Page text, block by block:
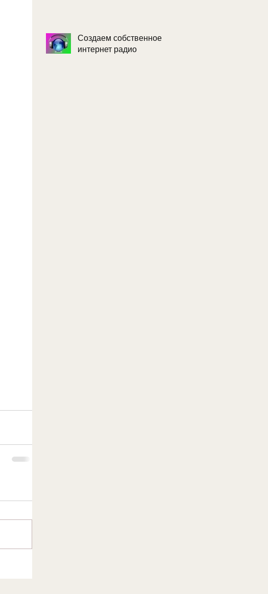
Создаем собственное
интернет радио